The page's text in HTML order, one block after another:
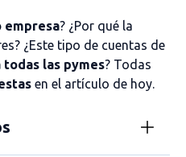
empresa? ¿Por qué la
¿Este tipo de cuentas de
todas las pymes? Todas
en el artículo de hoy.